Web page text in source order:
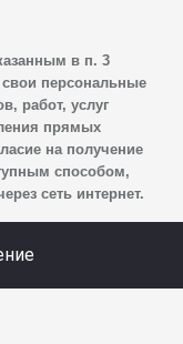
на обработку
имени, отчества,
номер телефона
сведений
IP-адреса,
посетителя сайта,
для контакта,
в п. 3
персональные
работ, услуг
прямых
на получение
способом,
сеть интернет.